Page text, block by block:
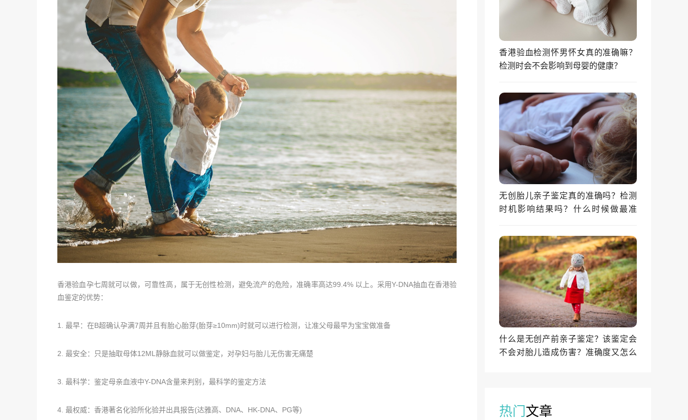
香港验血孕七周就可以做，可靠性高，属于无创性检测，避免流产的危险，准确率高达99.4% 以上。采用Y-DNA抽血在香港验
血鉴定的优势：
1. 最早：在B超确认孕满7周并且有胎心胎芽(胎芽≥10mm)时就可以进行检测，让准父母最早为宝宝做准备
2. 最安全：只是抽取母体12ML静脉血就可以做鉴定，对孕妇与胎儿无伤害无痛楚
3. 最科学：鉴定母亲血液中Y-DNA含量来判别，最科学的鉴定方法
4. 最权威：香港著名化验所化验并出具报告(达雅高、DNA、HK-DNA、PG等)
香港验血检测怀男怀女真的准确嘛？
检测时会不会影响到母婴的健康？
无创胎儿亲子鉴定真的准确吗？检测
时机影响结果吗？什么时候做最准
什么是无创产前亲子鉴定？该鉴定会
不会对胎儿造成伤害？准确度又怎么
热门文章